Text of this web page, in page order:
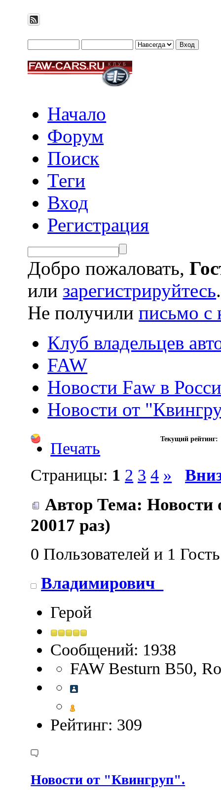
Начало
Форум
Поиск
Теги
Вход
Регистрация
Добро пожаловать,
или зарегистрируйтесь.
Не получилиписьмо с
Клуб владельцев
FAW
Новости Faw в
Новости от
Текущий
Печать
Страницы: 1 2 3 4 »
Автор Тема:
20017 раз)
0 Пользователей и 1
Владимирович_
Герой
Сообщений: 1938
FAW Besturn B50,
Рейтинг: 309
Новости от "Квингруп".